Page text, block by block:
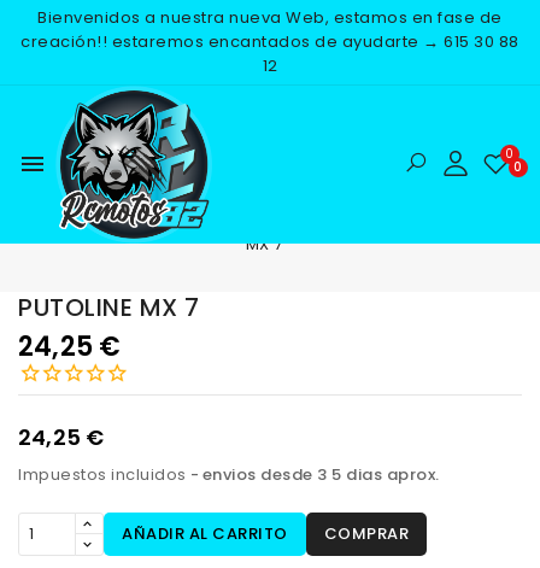
Bienvenidos a nuestra nueva Web, estamos en fase de
creación!! estaremos encantados de ayudarte → 615 30 88
12
menu
Inicio RECAMBIOS
MX 7
NUEVO
PUTOLINE MX 7
24,25 €
24,25 €
Impuestos incluidos envios desde 3 5 dias aprox.
AÑADIR AL CARRITO COMPRAR